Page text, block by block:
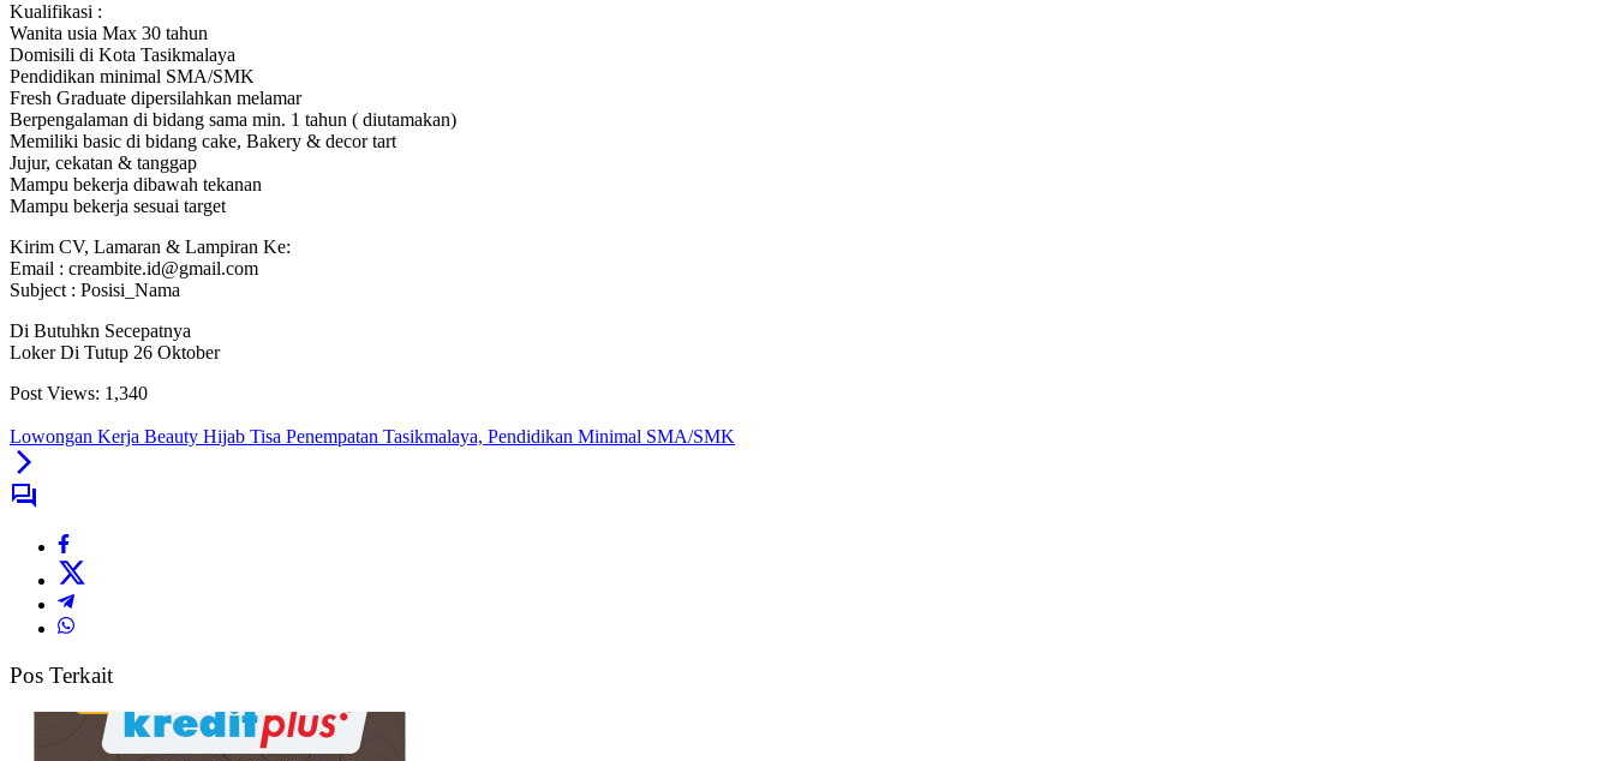
Kualifikasi :
Wanita usia Max 30 tahun
Domisili di Kota Tasikmalaya
Pendidikan minimal SMA/SMK
Fresh Graduate dipersilahkan melamar
Berpengalaman di bidang sama min. 1 tahun ( diutamakan)
Memiliki basic di bidang cake, Bakery & decor tart
Jujur, cekatan & tanggap
Mampu bekerja dibawah tekanan
Mampu bekerja sesuai target
Kirim CV, Lamaran & Lampiran Ke:
Email : creambite.id@gmail.com
Subject : Posisi_Nama
Di Butuhkn Secepatnya
Loker Di Tutup 26 Oktober
Post Views: 1,340
Lowongan Kerja Beauty Hijab Tisa Penempatan Tasikmalaya, Pendidikan Minimal SMA/SMK
Pos Terkait